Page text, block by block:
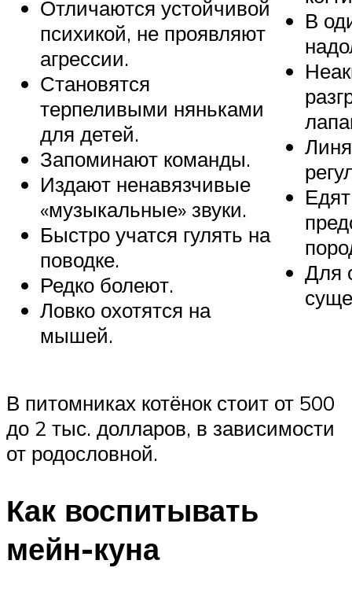
Отличаются устойчивой
психикой, не проявляют
агрессии.
Становятся
терпеливыми няньками
для детей.
Запоминают команды.
Издают ненавязчивые
«музыкальные» звуки.
Быстро учатся гулять на
поводке.
Редко болеют.
Ловко охотятся на
мышей.
В
Для
В питомниках котёнок стоит от 500
до 2 тыс. долларов, в зависимости
от родословной.
Как воспитывать
мейн-куна